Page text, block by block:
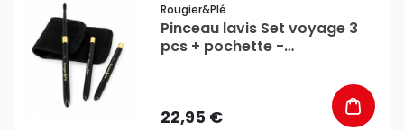
Rougier&plé
Pinceau lavis Set voyage 3
pcs + pochette -
22,95 €